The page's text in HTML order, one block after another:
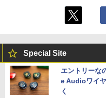
Special Site
エントリーな
e Audioワイ
く